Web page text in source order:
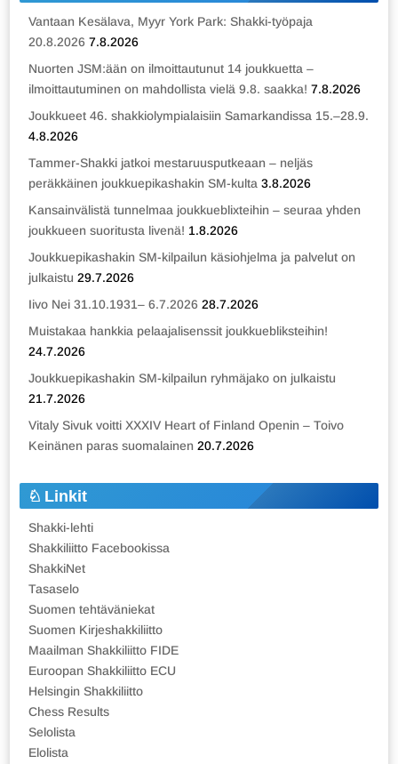
Vantaan Kesälava, Myyr York Park: Shakki-työpaja
20.8.2026 7.8.2026
Nuorten JSM:ään on ilmoittautunut 14 joukkuetta –
ilmoittautuminen on mahdollista vielä 9.8. saakka! 7.8.2026
Joukkueet 46. shakkiolympialaisiin Samarkandissa 15.–28.9.
4.8.2026
Tammer-Shakki jatkoi mestaruusputkeaan – neljäs
peräkkäinen joukkuepikashakin SM-kulta 3.8.2026
Kansainvälistä tunnelmaa joukkueblixteihin – seuraa yhden
joukkueen suoritusta livenä! 1.8.2026
Joukkuepikashakin SM-kilpailun käsiohjelma ja palvelut on
julkaistu 29.7.2026
Iivo Nei 31.10.1931– 6.7.2026 28.7.2026
Muistakaa hankkia pelaajalisenssit joukkuebliksteihin!
24.7.2026
Joukkuepikashakin SM-kilpailun ryhmäjako on julkaistu
21.7.2026
Vitaly Sivuk voitti XXXIV Heart of Finland Openin – Toivo
Keinänen paras suomalainen 20.7.2026
Linkit
Shakki-lehti
Shakkiliitto Facebookissa
ShakkiNet
Tasaselo
Suomen tehtäväniekat
Suomen Kirjeshakkiliitto
Maailman Shakkiliitto FIDE
Euroopan Shakkiliitto ECU
Helsingin Shakkiliitto
Chess Results
Selolista
Elolista